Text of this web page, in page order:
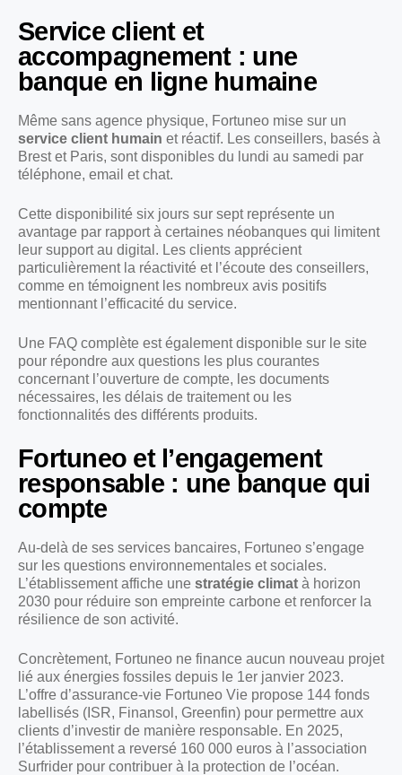
Service client et
accompagnement : une
banque en ligne humaine
Même sans agence physique, Fortuneo mise sur un
service client humain et réactif. Les conseillers, basés à
Brest et Paris, sont disponibles du lundi au samedi par
téléphone, email et chat.
Cette disponibilité six jours sur sept représente un
avantage par rapport à certaines néobanques qui limitent
leur support au digital. Les clients apprécient
particulièrement la réactivité et l’écoute des conseillers,
comme en témoignent les nombreux avis positifs
mentionnant l’efficacité du service.
Une FAQ complète est également disponible sur le site
pour répondre aux questions les plus courantes
concernant l’ouverture de compte, les documents
nécessaires, les délais de traitement ou les
fonctionnalités des différents produits.
Fortuneo et l’engagement
responsable : une banque qui
compte
Au-delà de ses services bancaires, Fortuneo s’engage
sur les questions environnementales et sociales.
L’établissement affiche une stratégie climat à horizon
2030 pour réduire son empreinte carbone et renforcer la
résilience de son activité.
Concrètement, Fortuneo ne finance aucun nouveau projet
lié aux énergies fossiles depuis le 1er janvier 2023.
L’offre d’assurance-vie Fortuneo Vie propose 144 fonds
labellisés (ISR, Finansol, Greenfin) pour permettre aux
clients d’investir de manière responsable. En 2025,
l’établissement a reversé 160 000 euros à l’association
Surfrider pour contribuer à la protection de l’océan.